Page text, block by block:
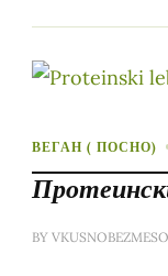
ВЕГАН ( ПОСНО)
BY VKUSNOBEZMESO